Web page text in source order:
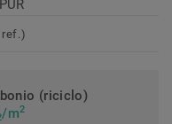
ref.)
(riciclo)
/m2